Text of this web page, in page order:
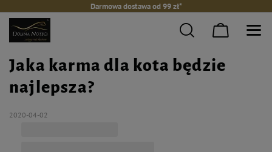
Darmowa dostawa od 99 zł*
Jaka karma dla kota będzie
najlepsza?
2020-04-02